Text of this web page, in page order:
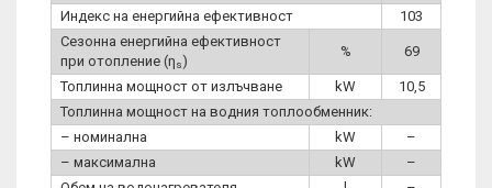
Индекс на енергийна ефективност
103
Сезонна енергийна ефективност
при отопление (ηs)
% 69
Топлинна мощност от излъчване kW
10,5
Топлинна мощност на водния топлообменник:
– номинална
kW
–
– максимална
kW
–